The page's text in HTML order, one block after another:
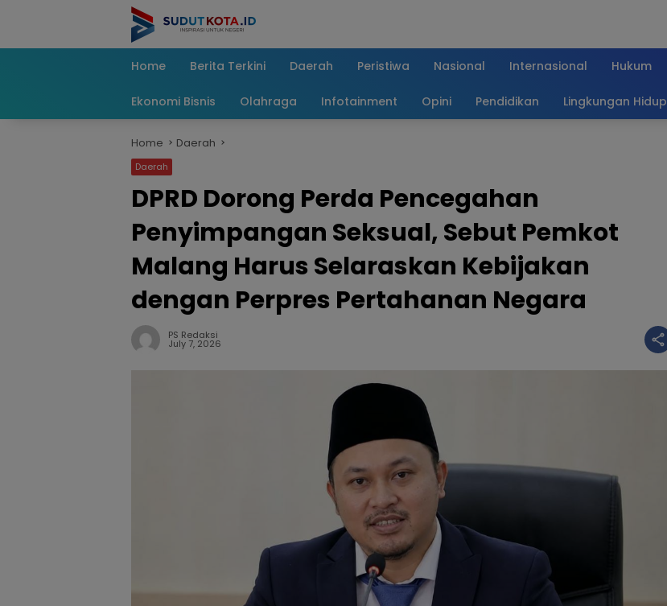
Home
Berita Terkini Daerah Peristiwa Nasional Internasional Hukum
Ekonomi Bisnis Olahraga Infotainment Opini Pendidikan Lingkungan Hidup
Home Daerah
Daerah
DPRD Dorong Perda Pencegahan
Penyimpangan Seksual, Sebut Pemkot
Malang Harus Selaraskan Kebijakan
dengan Perpres Pertahanan Negara
PS Redaksi
July 7, 2026